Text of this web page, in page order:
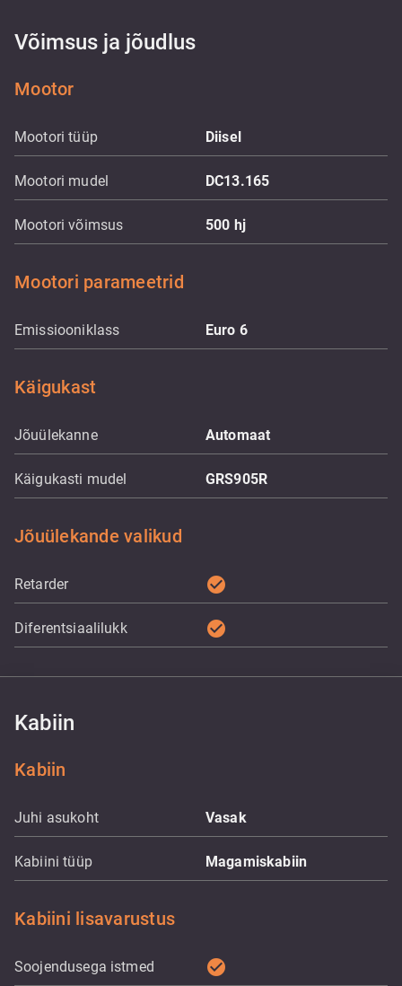
Võimsus ja jõudlus
Mootor
Mootori tüüp Diisel
Mootori mudel DC13.165
Mootori võimsus 500 hj
Mootori parameetrid
Emissiooniklass Euro 6
Käigukast
Jõuülekanne Automaat
Käigukasti mudel GRS905R
Jõuülekande valikud
Retarder check_circle
Diferentsiaalilukk check_circle
Kabiin
Kabiin
Juhi asukoht Vasak
Kabiini tüüp Magamiskabiin
Kabiini lisavarustus
Soojendusega istmed check_circle